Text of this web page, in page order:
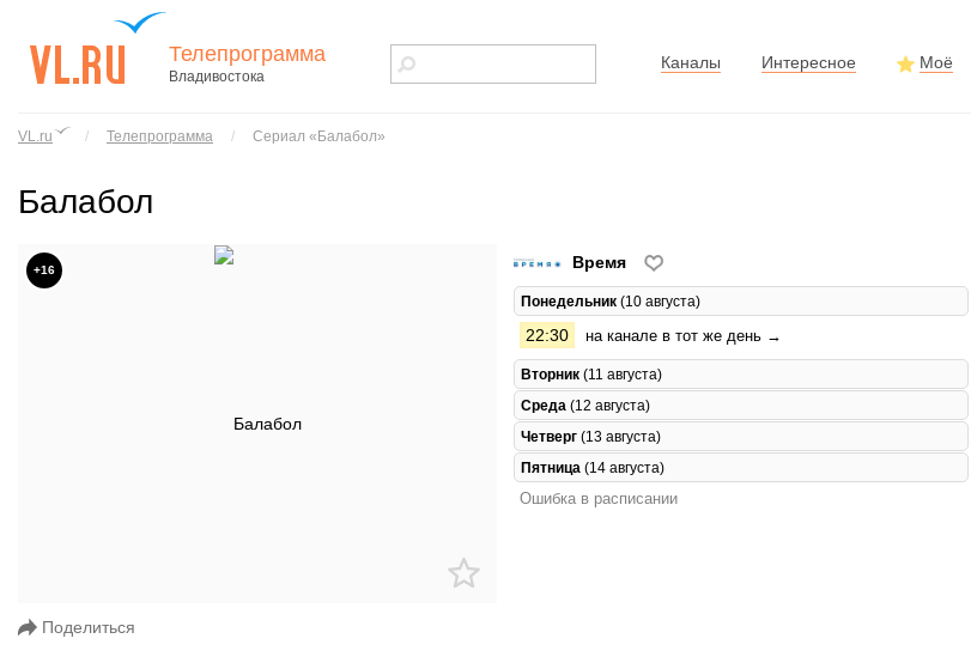
города
Владивостока
Телепрограмма
Владивостока
Каналы Интересное Моё
VL.ru / Телепрограмма / Сериал «Балабол»
Балабол
+16
Поделиться
Время
Понедельник (10 августа)
22:30 на канале в тот же день →
Вторник (11 августа)
Среда (12 августа)
Четверг (13 августа)
Пятница (14 августа)
Ошибка в расписании